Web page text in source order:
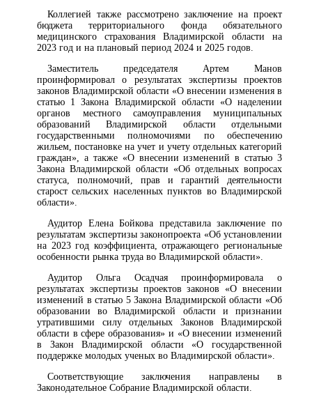
Коллегией также рассмотрено заключение на проект
бюджета территориального фонда обязательного
медицинского страхования Владимирской области на
2023 год и на плановый период 2024 и 2025 годов.
Заместитель председателя Артем Манов
проинформировал о результатах экспертизы проектов
законов Владимирской области «О внесении изменения в
статью 1 Закона Владимирской области «О наделении
органов местного самоуправления муниципальных
образований Владимирской области отдельными
государственными полномочиями по обеспечению
жильем, постановке на учет и учету отдельных категорий
граждан», а также «О внесении изменений в статью 3
Закона Владимирской области «Об отдельных вопросах
статуса, полномочий, прав и гарантий деятельности
старост сельских населенных пунктов во Владимирской
области».
Аудитор Елена Бойкова представила заключение по
результатам экспертизы законопроекта «Об установлении
на 2023 год коэффициента, отражающего региональные
особенности рынка труда во Владимирской области».
Аудитор Ольга Осадчая проинформировала о
результатах экспертизы проектов законов «О внесении
изменений в статью 5 Закона Владимирской области «Об
образовании во Владимирской области и признании
утратившими силу отдельных Законов Владимирской
области в сфере образования» и «О внесении изменений
в Закон Владимирской области «О государственной
поддержке молодых ученых во Владимирской области».
Соответствующие заключения направлены в
Законодательное Собрание Владимирской области.